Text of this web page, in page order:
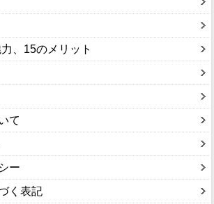
、15のメリット
て
ー
く表記